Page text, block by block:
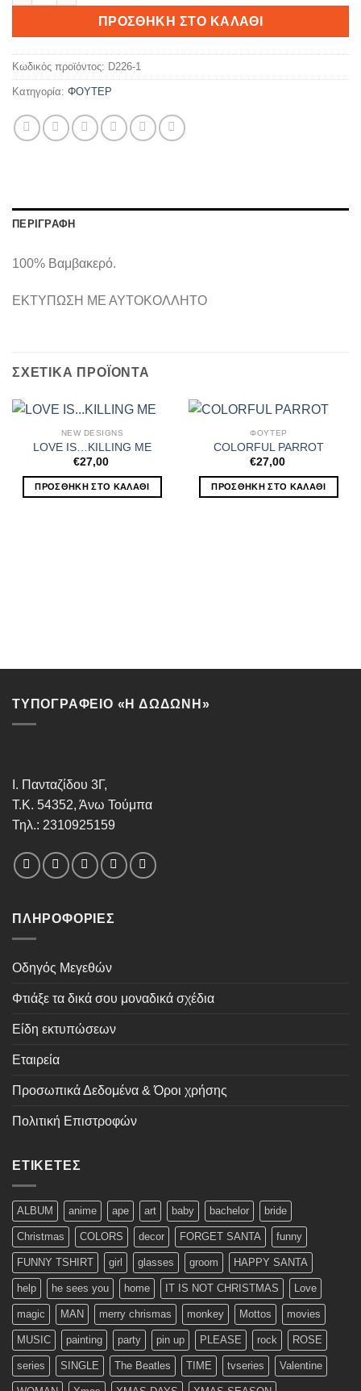
ΠΡΟΣΘΉΚΗ ΣΤΟ ΚΑΛΆΘΙ
Κωδικός προϊόντος: D226-1
Κατηγορία: ΦΟΥΤΕΡ
ΠΕΡΙΓΡΑΦΉ
100% Βαμβακερό.
ΕΚΤΥΠΩΣΗ ΜΕ ΑΥΤΟΚΟΛΛΗΤΟ
ΣΧΕΤΙΚΆ ΠΡΟΪΌΝΤΑ
NEW DESIGNS
LOVE IS…KILLING ME
€27,00
ΠΡΟΣΘΉΚΗ ΣΤΟ ΚΑΛΆΘΙ
ΦΟΥΤΕΡ
COLORFUL PARROT
€27,00
ΠΡΟΣΘΉΚΗ ΣΤΟ ΚΑΛΆΘΙ
ΤΥΠΟΓΡΑΦΕΙΟ «Η ΔΩΔΩΝΗ»
Ι. Πανταζίδου 3Γ,
Τ.Κ. 54352, Άνω Τούμπα
Τηλ.: 2310925159
ΠΛΗΡΟΦΟΡΊΕΣ
Οδηγός Μεγεθών
Φτιάξε τα δικά σου μοναδικά σχέδια
Είδη εκτυπώσεων
Εταιρεία
Προσωπικά Δεδομένα & Όροι χρήσης
Πολιτική Επιστροφών
ΕΤΙΚΈΤΕΣ
ALBUM anime ape art baby bachelor bride
Christmas COLORS decor FORGET SANTA funny
FUNNY TSHIRT girl glasses groom HAPPY SANTA
help he sees you home IT IS NOT CHRISTMAS Love
magic MAN merry chrismas monkey Mottos movies
MUSIC painting party pin up PLEASE rock ROSE
series SINGLE The Beatles TIME tvseries Valentine